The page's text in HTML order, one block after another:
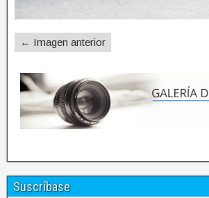
← Imagen anterior
Suscríbase